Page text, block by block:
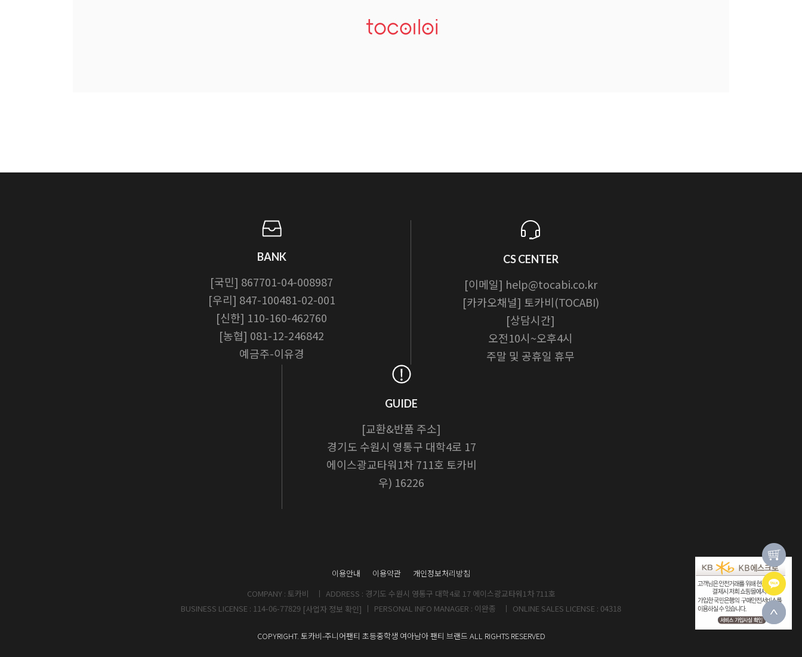
BANK
[국민] 867701-04-008987
[우리] 847-100481-02-001
[신한] 110-160-462760
[농협] 081-12-246842
예금주-이유경
CS CENTER
[이메일] help@tocabi.co.kr
[카카오채널] 토카비(TOCABI)
[상담시간]
오전10시~오후4시
주말 및 공휴일 휴무
GUIDE
[교환&반품 주소]
경기도 수원시 영통구 대학4로 17
에이스광교타워1차 711호 토카비
우) 16226
이용안내 이용약관
개인정보처리방침
COMPANY : 토카비
ADDRESS : 경기도 수원시 영통구 대학4로 17 에이스광교타워1차 711호
BUSINESS LICENSE : 114-06-77829 [사업자 정보 확인] PERSONAL INFO MANAGER : 이완종 ONLINE SALES LICENSE : 04318
COPYRIGHT. 토카비-주니어팬티 초등중학생 여아남아 팬티 브랜드 ALL RIGHTS RESERVED